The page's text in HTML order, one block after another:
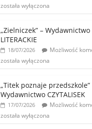
została wyłączona
„Zielniczek” – Wydawnictwo
LITERACKIE
18/07/2026
Możliwość
została wyłączona
„Titek poznaje przedszkole”
Wydawnictwo CZYTALISEK
17/07/2026
Możliwość
została wyłączona